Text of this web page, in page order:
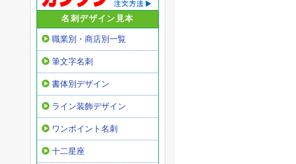
名刺デザイン見本
職業別・商店別一覧
筆文字名刺
書体別デザイン
ライン装飾デザイン
ワンポイント名刺
十二星座